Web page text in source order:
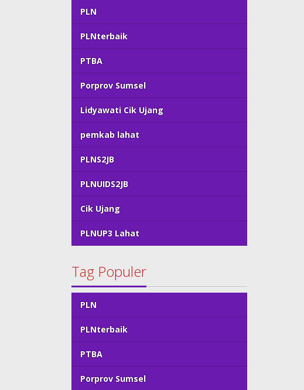
PLN
PLNterbaik
PTBA
Porprov Sumsel
Lidyawati Cik Ujang
pemkab lahat
PLNS2JB
PLNUIDS2JB
Cik Ujang
PLNUP3 Lahat
Tag Populer
PLN
PLNterbaik
PTBA
Porprov Sumsel